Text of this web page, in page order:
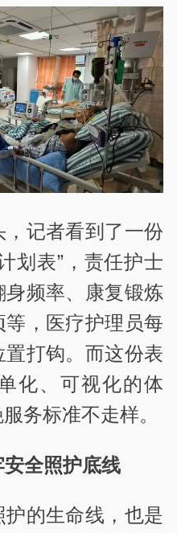
记者看到了一份
划表”，责任护士
频率、康复锻炼
，医疗护理员每
打钩。而这份表
化、可视化的体
务标准不走样。
全照护底线
的生命线，也是